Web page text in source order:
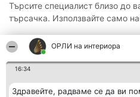
ОРЛИ на интериора
16:34
Здравейте, радваме се да ви
Търсите специалист близо до
търсачка. Използвайте само